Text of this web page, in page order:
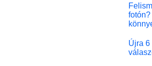
Újra 6